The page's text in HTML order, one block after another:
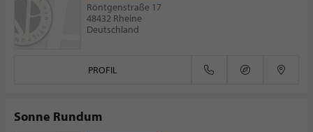
Röntgenstraße 17
48432 Rheine
Deutschland
PROFIL
Sonne Rundum